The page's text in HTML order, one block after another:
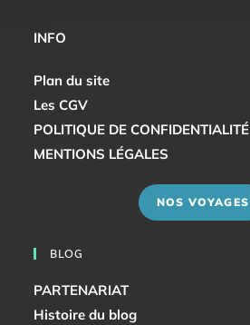
INFO
Plan du site
Les CGV
POLITIQUE DE CONFIDENTIALITÉ
MENTIONS LÉGALES
NOS VOYAGES
BLOG
PARTENARIAT
Histoire du blog